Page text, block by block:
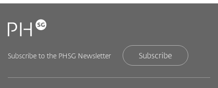
Subscribe to the PHSG Newsletter Subscribe